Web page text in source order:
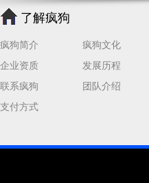
网站seo
手机 方面 搜索引
合肥网站制作 用户体验
企业网站优化 网站关键
网站域名
了解疯狗
疯狗简介
疯狗文化
企业资质
发展历程
联系疯狗
团队介绍
支付方式